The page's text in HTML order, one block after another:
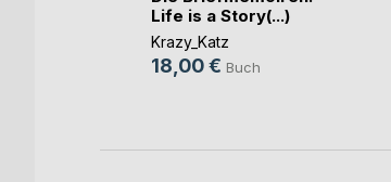
Life is a Story(...)
Krazy_Katz
18,00 € Buch